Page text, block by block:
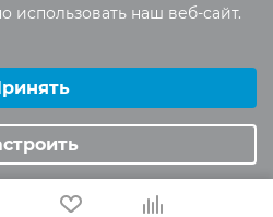
Воспроизведение
письменного разрешения
использовать наш веб-сайт.